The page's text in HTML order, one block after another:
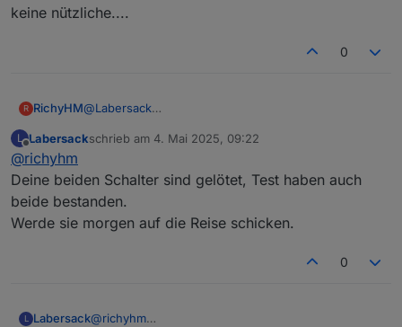
keine nützliche....
0
R RichyHM@Labersack
einen blinkt die LED wenn der Schalter mit Strom
gemacht wird). Beim zweiten Schalter blinkt die LED
ständig.
L
Offline
Labersackschrieb am 4. Mai 2025, 09:22
zuletzt editiert von
@richyhm
Deine beiden Schalter sind gelötet, Test haben auch
beide bestanden.
Werde sie morgen auf die Reise schicken.
0
L Labersack@richyhm